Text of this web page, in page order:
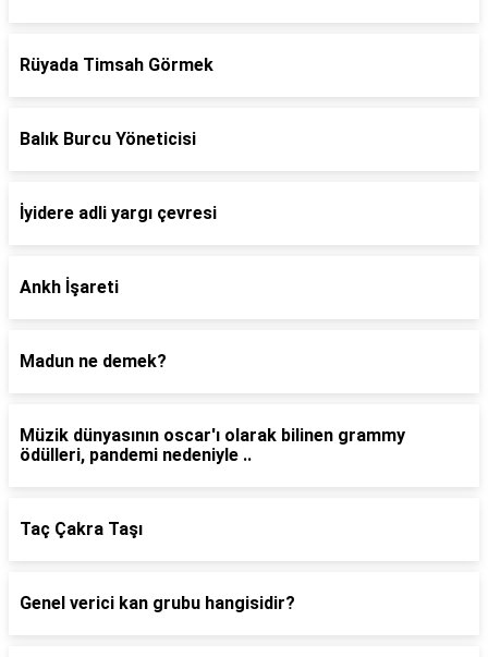
Rüyada Timsah Görmek
Balık Burcu Yöneticisi
İyidere adli yargı çevresi
Ankh İşareti
Madun ne demek?
Müzik dünyasının oscar'ı olarak bilinen grammy
ödülleri, pandemi nedeniyle ..
Taç Çakra Taşı
Genel verici kan grubu hangisidir?